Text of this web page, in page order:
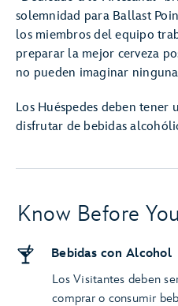
solemnidad para Ballast
los miembros del equipo
preparar la mejor cerveza
no pueden imaginar
Los Huéspedes deben tener
disfrutar de bebidas
Know Before
Bebidas con Alcohol
Los Visitantes deben
comprar o consumir